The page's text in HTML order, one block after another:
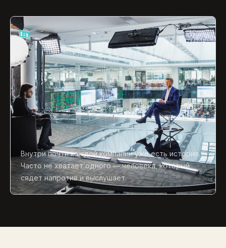
Внутри почти каждой компании уже есть история.
Часто не хватает одного — человека, который
сядет напротив и выслушает.